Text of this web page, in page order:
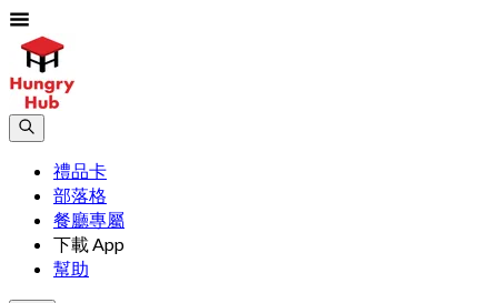
禮品卡
部落格
餐廳專屬
下載 App
幫助